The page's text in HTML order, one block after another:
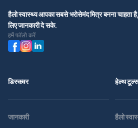
हैलो स्वास्थ्य आपका सबसे भरोसेमंद मित्र बनना चाहता
लिए जानकारी दे सके.
हमें फॉलो करें
डिस्कवर हेल्थ टूल्स
जानकारी हैलो